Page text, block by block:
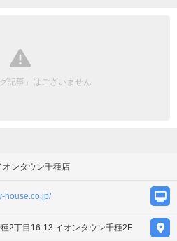
記事」はございません
オンタウン千種店
house.co.jp/
2丁目16-13 イオンタウン千種2F